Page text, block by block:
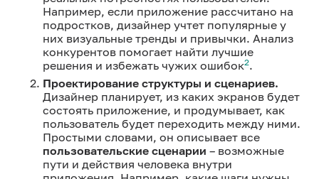
Например, если приложение рассчитано на
подростков, дизайнер учтет популярные у
них визуальные тренды и привычки. Анализ
конкурентов помогает найти лучшие
решения и избежать чужих ошибок2.
Проектирование структуры и сценариев.
Дизайнер планирует, из каких экранов будет
состоять приложение, и продумывает, как
пользователь будет переходить между ними.
Простыми словами, он описывает все
пользовательские сценарии – возможные
пути и действия человека внутри